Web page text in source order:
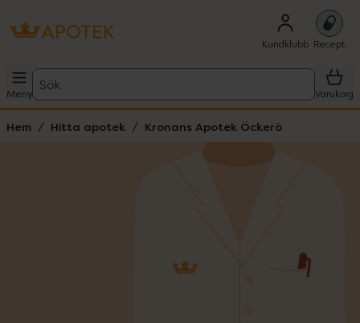
Kundklubb Recept
Meny
Sök
Varukorg
Hem Hitta apotek Kronans Apotek Öckerö